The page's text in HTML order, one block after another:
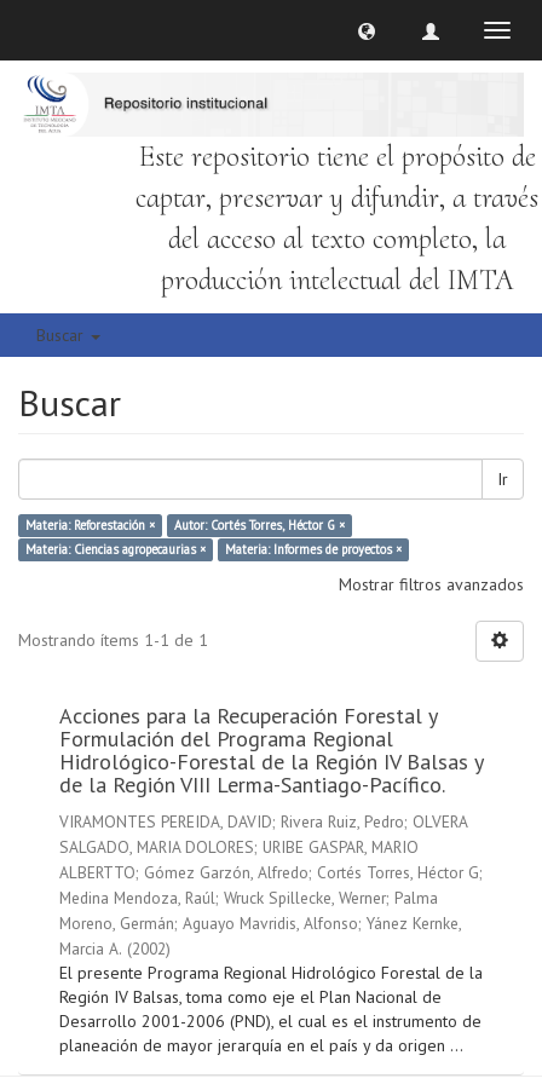
Este repositorio tiene el propósito de
captar, preservar y difundir, a través
del acceso al texto completo, la
producción intelectual del IMTA
Buscar
Buscar
Ir
Materia: Reforestación ×
Autor: Cortés Torres, Héctor G ×
Materia: Ciencias agropecaurias ×
Materia: Informes de proyectos ×
Mostrar filtros avanzados
Mostrando ítems 1-1 de 1
Acciones para la Recuperación Forestal y
Formulación del Programa Regional
Hidrológico-Forestal de la Región IV Balsas y
de la Región VIII Lerma-Santiago-Pacífico.
VIRAMONTES PEREIDA, DAVID; Rivera Ruiz, Pedro; OLVERA
SALGADO, MARIA DOLORES; URIBE GASPAR, MARIO
ALBERTTO; Gómez Garzón, Alfredo; Cortés Torres, Héctor G;
Medina Mendoza, Raúl; Wruck Spillecke, Werner; Palma
Moreno, Germán; Aguayo Mavridis, Alfonso; Yánez Kernke,
Marcia A. (2002)
El presente Programa Regional Hidrológico Forestal de la
Región IV Balsas, toma como eje el Plan Nacional de
Desarrollo 2001-2006 (PND), el cual es el instrumento de
planeación de mayor jerarquía en el país y da origen ...